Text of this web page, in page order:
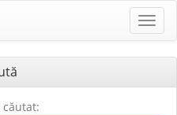
căutat: